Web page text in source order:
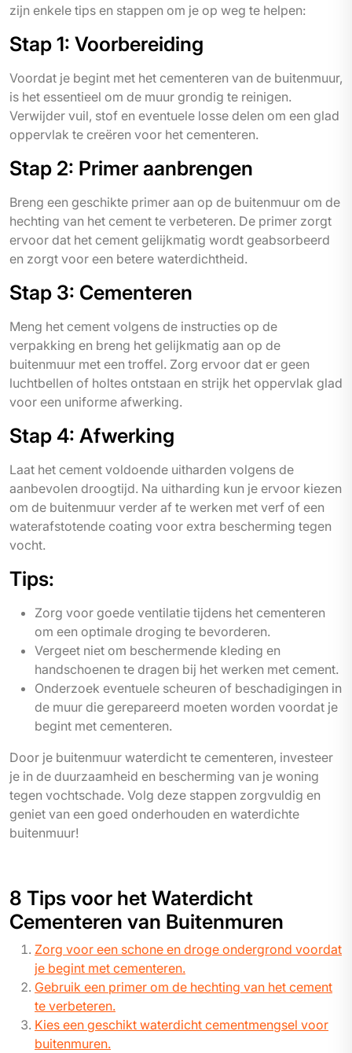
zijn enkele tips en stappen om je op weg te helpen:
Stap 1: Voorbereiding
Voordat je begint met het cementeren van de buitenmuur,
is het essentieel om de muur grondig te reinigen.
Verwijder vuil, stof en eventuele losse delen om een glad
oppervlak te creëren voor het cementeren.
Stap 2: Primer aanbrengen
Breng een geschikte primer aan op de buitenmuur om de
hechting van het cement te verbeteren. De primer zorgt
ervoor dat het cement gelijkmatig wordt geabsorbeerd
en zorgt voor een betere waterdichtheid.
Stap 3: Cementeren
Meng het cement volgens de instructies op de
verpakking en breng het gelijkmatig aan op de
buitenmuur met een troffel. Zorg ervoor dat er geen
luchtbellen of holtes ontstaan en strijk het oppervlak glad
voor een uniforme afwerking.
Stap 4: Afwerking
Laat het cement voldoende uitharden volgens de
aanbevolen droogtijd. Na uitharding kun je ervoor kiezen
om de buitenmuur verder af te werken met verf of een
waterafstotende coating voor extra bescherming tegen
vocht.
Tips:
Zorg voor goede ventilatie tijdens het cementeren
om een optimale droging te bevorderen.
Vergeet niet om beschermende kleding en
handschoenen te dragen bij het werken met cement.
Onderzoek eventuele scheuren of beschadigingen in
de muur die gerepareerd moeten worden voordat je
begint met cementeren.
Door je buitenmuur waterdicht te cementeren, investeer
je in de duurzaamheid en bescherming van je woning
tegen vochtschade. Volg deze stappen zorgvuldig en
geniet van een goed onderhouden en waterdichte
buitenmuur!
8 Tips voor het Waterdicht
Cementeren van Buitenmuren
Zorg voor een schone en droge ondergrond voordat
je begint met cementeren.
Gebruik een primer om de hechting van het cement
te verbeteren.
Kies een geschikt waterdicht cementmengsel voor
buitenmuren.